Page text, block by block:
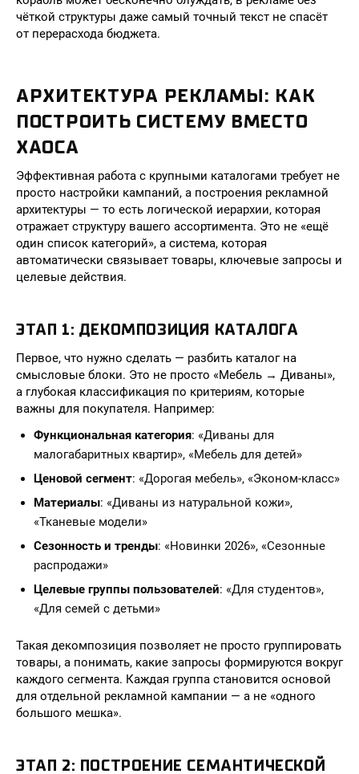
чёткой структуры даже самый точный текст не спасёт
от перерасхода бюджета.
АРХИТЕКТУРА РЕКЛАМЫ: КАК
ПОСТРОИТЬ СИСТЕМУ ВМЕСТО
ХАОСА
Эффективная работа с крупными каталогами требует не
просто настройки кампаний, а построения рекламной
архитектуры — то есть логической иерархии, которая
отражает структуру вашего ассортимента. Это не «ещё
один список категорий», а система, которая
автоматически связывает товары, ключевые запросы и
целевые действия.
ЭТАП 1: ДЕКОМПОЗИЦИЯ КАТАЛОГА
Первое, что нужно сделать — разбить каталог на
смысловые блоки. Это не просто «Мебель → Диваны»,
а глубокая классификация по критериям, которые
важны для покупателя. Например:
Функциональная категория: «Диваны для
малогабаритных квартир», «Мебель для детей»
Ценовой сегмент: «Дорогая мебель», «Эконом-класс»
Материалы: «Диваны из натуральной кожи»,
«Тканевые модели»
Сезонность и тренды: «Новинки 2026», «Сезонные
распродажи»
Целевые группы пользователей: «Для студентов»,
«Для семей с детьми»
Такая декомпозиция позволяет не просто группировать
товары, а понимать, какие запросы формируются вокруг
каждого сегмента. Каждая группа становится основой
для отдельной рекламной кампании — а не «одного
большого мешка».
ЭТАП 2: ПОСТРОЕНИЕ СЕМАНТИЧЕСКОЙ